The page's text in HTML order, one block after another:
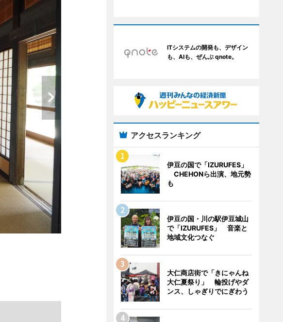
ITシステムの開発も、デザイン
も、AIも、ぜんぶ qnote。
アクセスランキング
伊豆の国で「IZURUFES」
CHEHONら出演、地元勢
も
伊豆の国・川の駅伊豆城山
で「IZURUFES」 音楽と
地域文化つなぐ
大仁商店街で「きにゃんね
大仁夏祭り」 輪投げやダ
ンス、しゃぎりでにぎわう